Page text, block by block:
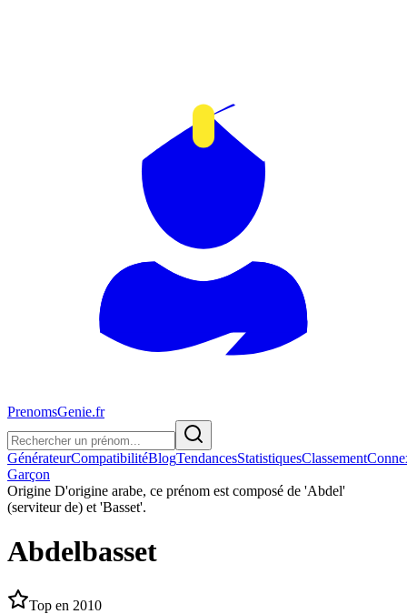
PrenomsGenie.fr
GénérateurCompatibilitéBlogTendancesStatistiquesClassement
Garçon
Origine D'origine arabe, ce prénom est composé de 'Abdel'
(serviteur de) et 'Basset'.
Abdelbasset
Top en 2010